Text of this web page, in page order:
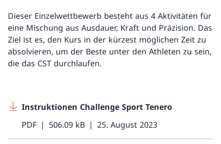
Dieser Einzelwettbewerb besteht aus 4 Aktivitäten für
eine Mischung aus Ausdauer, Kraft und Präzision. Das
Ziel ist es, den Kurs in der kürzest möglichen Zeit zu
absolvieren, um der Beste unter den Athleten zu sein,
die das CST durchlaufen.
Instruktionen Challenge Sport Tenero
PDF
506.09 kB 25. August 2023